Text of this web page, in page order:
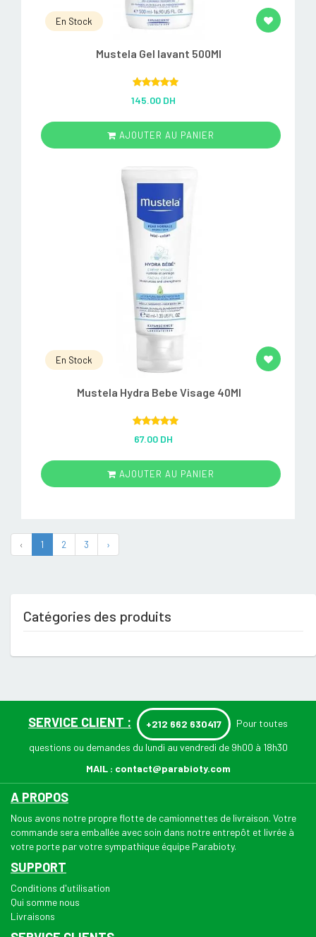
En Stock
Mustela Gel lavant 500Ml
out of 5
145.00 DH
AJOUTER AU PANIER
En Stock
Mustela Hydra Bebe Visage 40Ml
out of 5
67.00 DH
AJOUTER AU PANIER
‹ 1 2 3 ›
Catégories des produits
SERVICE CLIENT : +212 662 630417 Pour toutes
questions ou demandes du lundi au vendredi de 9h00 à 18h30
MAIL : contact@parabioty.com
A PROPOS
Nous avons notre propre flotte de camionnettes de livraison. Votre
commande sera emballée avec soin dans notre entrepôt et livrée à
votre porte par votre sympathique équipe Parabioty.
SUPPORT
Conditions d'utilisation
Qui somme nous
Livraisons